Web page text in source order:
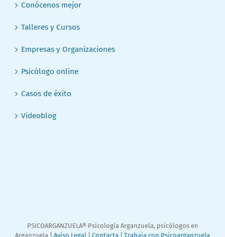
Conócenos mejor
Talleres y Cursos
Empresas y Organizaciones
Psicólogo online
Casos de éxito
Videoblog
PSICOARGANZUELA® Psicología Arganzuela, psicólogos en
Arganzuela | Aviso Legal Contacta Trabaja con Psicoarganzuela